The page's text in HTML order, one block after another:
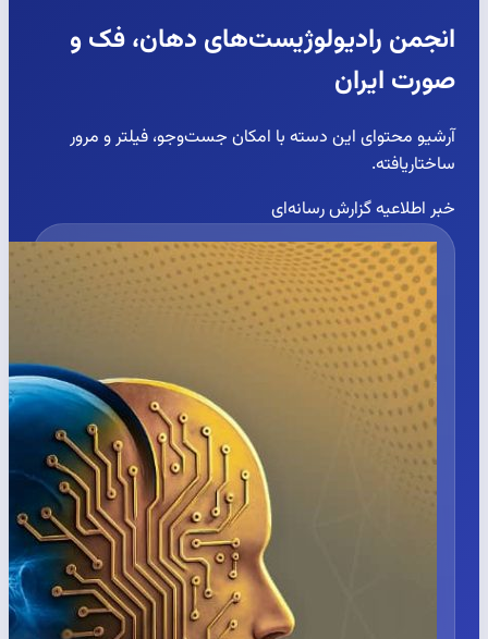
انجمن رادیولوژیست‌های دهان، فک و
صورت ایران
آرشیو محتوای این دسته با امکان جست‌وجو، فیلتر و مرور
ساختاریافته.
خبر اطلاعیهگزارش رسانه‌ای